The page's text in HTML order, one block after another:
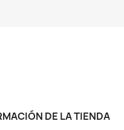
DE LA TIENDA